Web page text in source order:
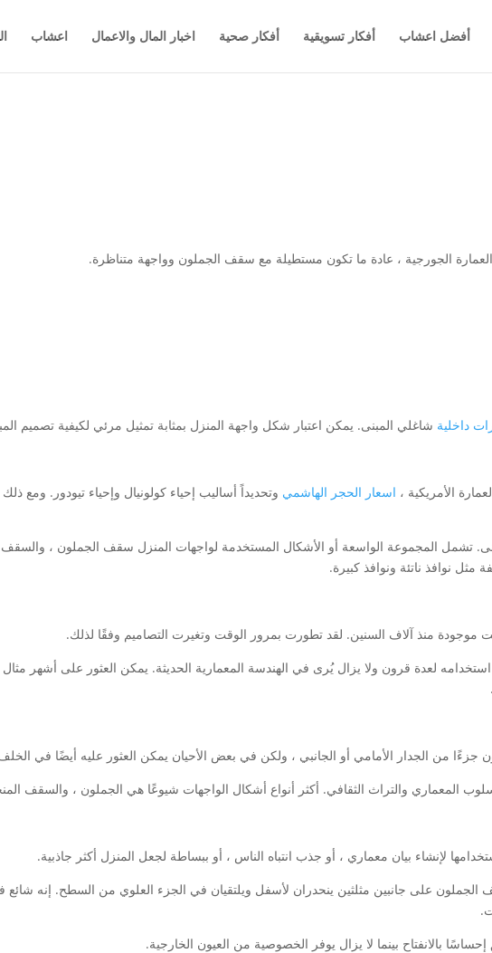
أفضل اعشاب أفكار تسويقية أفكار صحية اخبار المال والاعمال اعشاب
الجورجية ، عادة ما تكون مستطيلة مع سقف الجملون وواجهة متناظرة.
داخلية شاغلي المبنى. يمكن اعتبار شكل واجهة المنزل بمثابة تمثيل مرئي لكيفية تصميم
الأمريكية ، اسعار الحجر الهاشمي وتحديداً أساليب إحياء كولونيال وإحياء تيودور. ومع
تشمل المجموعة الواسعة أو الأشكال المستخدمة لواجهات المنزل سقف الجملون ،
منذ آلاف السنين. لقد تطورت بمرور الوقت وتغيرت التصاميم وفقًا لذلك.
لعدة قرون ولا يزال يُرى في الهندسة المعمارية الحديثة. يمكن العثور على أشهر
جزءًا من الجدار الأمامي أو الجانبي ، ولكن في بعض الأحيان يمكن العثور عليه أيضًا في
المعماري والتراث الثقافي. أكثر أنواع أشكال الواجهات شيوعًا هي الجملون ، والسقف
لإنشاء بيان معماري ، أو جذب انتباه الناس ، أو ببساطة لجعل المنزل أكثر جاذبية.
على جانبين مثلثين ينحدران لأسفل ويلتقيان في الجزء العلوي من السطح. إنه شائع
بالانفتاح بينما لا يزال يوفر الخصوصية من العيون الخارجية.